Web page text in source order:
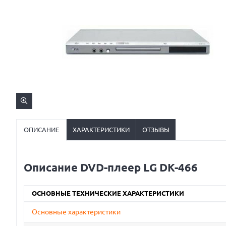
ОПИСАНИЕ ХАРАКТЕРИСТИКИ ОТЗЫВЫ
Описание DVD-плеер LG DK-466
ОСНОВНЫЕ ТЕХНИЧЕСКИЕ ХАРАКТЕРИСТИКИ
Основные характеристики